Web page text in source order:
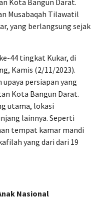
Kota Bangun Darat.
Musabaqah Tilawatil
yang berlangsung sejak
44 tingkat Kukar, di
Kamis (2/11/2023).
persiapan yang
Kota Bangun Darat.
utama, lokasi
lainnya. Seperti
tempat kamar mandi
yang dari dari 19
Nasional